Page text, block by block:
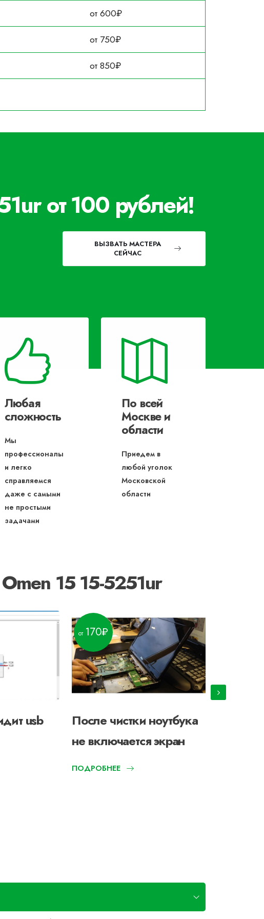
от 600₽
от 750₽
от 850₽
от 100 рублей!
ВЫЗВАТЬ МАСТЕРА
СЕЙЧАС
Любая
сложность
Мы
профессионалы
и легко
справляемся
даже с самыми
не простыми
задачами
По всей
Москве и
области
Приедем в
любой уголок
Московской
области
15 15-5251ur
usb
После чистки ноутбука
не включается экран
170
ПОДРОБНЕЕ